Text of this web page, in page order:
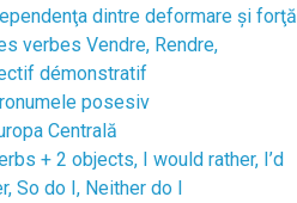
dintre deformare şi forţă
verbes Vendre, Rendre,
démonstratif
posesiv
Centrală
+ 2 objects, I would rather, I’d
So do I, Neither do I